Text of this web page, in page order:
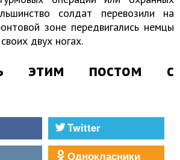
солдат перевозили на
зоне передвигались немцы
двух ногах.
этим постом с
Twitter
Однокласники